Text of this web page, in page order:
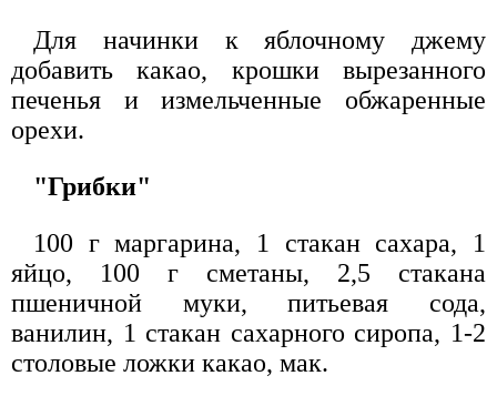
Для начинки к яблочному джему
добавить какао, крошки вырезанного
печенья и измельченные обжаренные
орехи.
"Грибки"
100 г маргарина, 1 стакан сахара, 1
яйцо, 100 г сметаны, 2,5 стакана
пшеничной муки, питьевая сода,
ванилин, 1 cтакан сахарного сиропа, 1-2
столовые ложки какао, мак.